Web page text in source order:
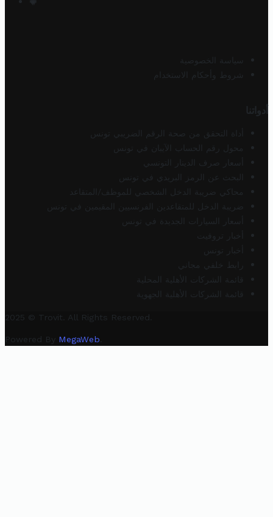
سياسة الخصوصية
شروط وأحكام الاستخدام
أدواتنا
أداة التحقق من صحة الرقم الضريبي تونس
محول رقم الحساب الآيبان في تونس
أسعار صرف الدينار التونسي
البحث عن الرمز البريدي في تونس
محاكي ضريبة الدخل الشخصي للموظف/المتقاعد
ضريبة الدخل للمتقاعدين الفرنسيين المقيمين في تونس
أسعار السيارات الجديدة في تونس
أخبار تروفيت
أخبار تونس
رابط خلفي مجاني
قائمة الشركات الأهلية المحلية
قائمة الشركات الأهلية الجهوية
2025 © Trovit. All Rights Reserved.
Powered By MegaWeb